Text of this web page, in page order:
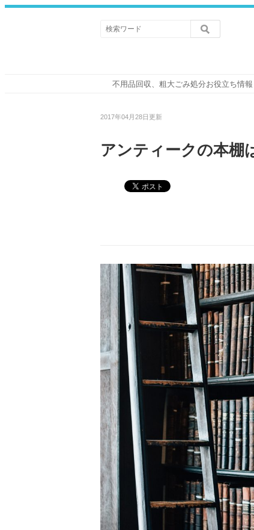
不用品回収、粗大ごみ処分お役立ち情
2017年04月28日更新
アンティークの本棚